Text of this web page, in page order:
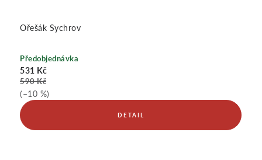
Ořešák Sychrov
Předobjednávka
531 Kč
590 Kč
(–10 %)